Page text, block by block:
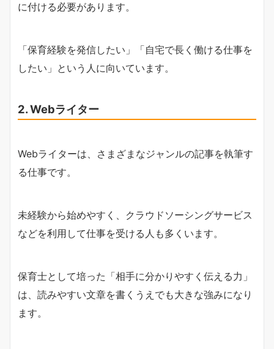
に付ける必要があります。
「保育経験を発信したい」「自宅で長く働ける仕事を
したい」という人に向いています。
2. Webライター
Webライターは、さまざまなジャンルの記事を執筆す
る仕事です。
未経験から始めやすく、クラウドソーシングサービス
などを利用して仕事を受ける人も多くいます。
保育士として培った「相手に分かりやすく伝える力」
は、読みやすい文章を書くうえでも大きな強みになり
ます。